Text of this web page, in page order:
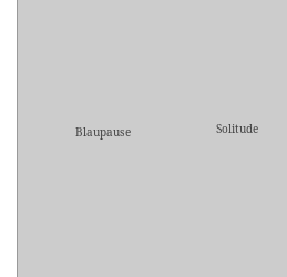
Blaupause Solitude